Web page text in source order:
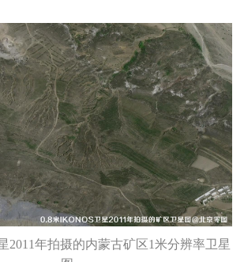
2011年拍摄的内蒙古矿区1米分辨率卫星